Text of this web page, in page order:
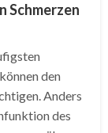
Schmerzen
den
Anders
des